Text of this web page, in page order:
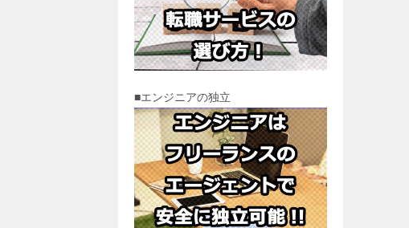
■エンジニアの独立